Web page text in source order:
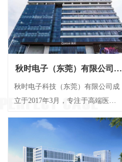
秋时电子（东莞）有限公司弱
电智能化项目案例
秋时电子科技（东莞）有限公司成
立于2017年3月，专注于高端医疗
范围包括生产、设计、研发、技术
备、光学设备、计量检验设备及零